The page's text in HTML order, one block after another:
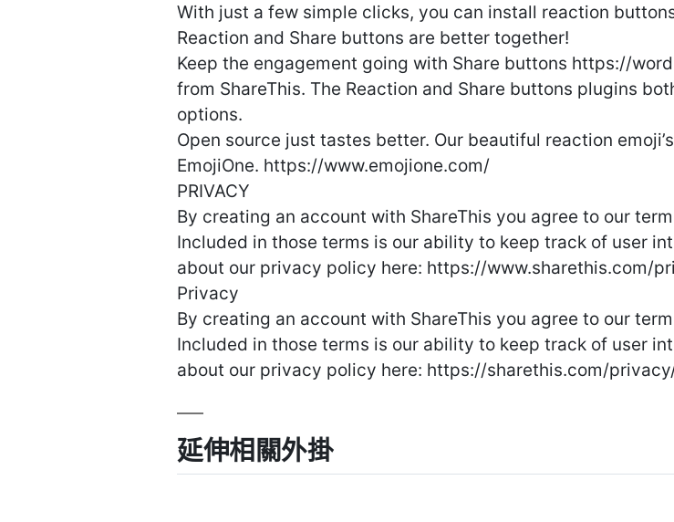
With just a few simple clicks, you can install reaction
Reaction and Share buttons are better together!
Keep the engagement going with Share buttons https://
from ShareThis. The Reaction and Share buttons plugins
options.
Open source just tastes better. Our beautiful reaction
EmojiOne. https://www.emojione.com/
PRIVACY
By creating an account with ShareThis you agree to our
Included in those terms is our ability to keep track of user
about our privacy policy here: https://www.sharethis.com/
Privacy
By creating an account with ShareThis you agree to our
Included in those terms is our ability to keep track of user
about our privacy policy here: https://sharethis.com/
延伸相關外掛